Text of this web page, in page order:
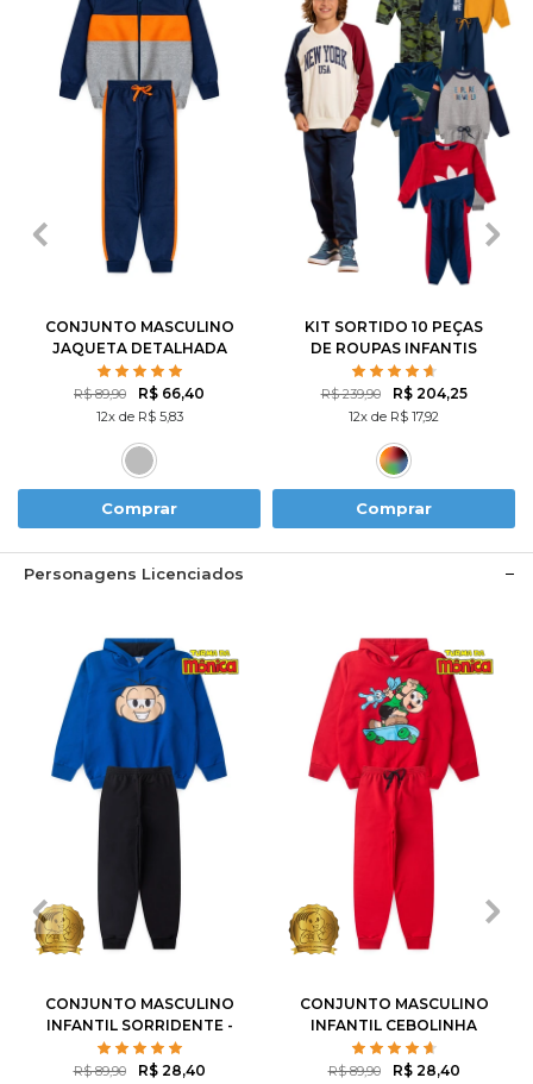
3 4
CONJUNTO MASCULINO
JAQUETA DETALHADA
R$ 89,90 R$ 66,40
12x de R$ 5,83
Comprar
2
14
KIT SORTIDO 10 PEÇAS
DE ROUPAS INFANTIS
MASCULINO INVERNO - 5
CASACOS + 5 CALÇAS
R$ 239,90 R$ 204,25
12x de R$ 17,92
Comprar
Personagens Licenciados
1 3 4
CONJUNTO MASCULINO
INFANTIL SORRIDENTE -
TURMA DA MÔNICA
R$ 89,90 R$ 28,40
1 3 4
CONJUNTO MASCULINO
INFANTIL CEBOLINHA
SKATISTA - TURMA DA
MÔNICA
R$ 89,90 R$ 28,40